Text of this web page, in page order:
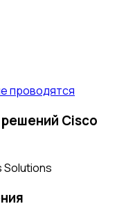
проводятся
решений Cisco
Solutions